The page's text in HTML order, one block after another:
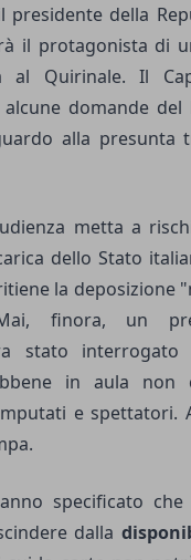
presidente della
il protagonista di
al Quirinale. Il
domande del
alla presunta
metta a
dello Stato
la deposizione
finora, un
stato
in aula non
e spettatori.
specificato che
dalla